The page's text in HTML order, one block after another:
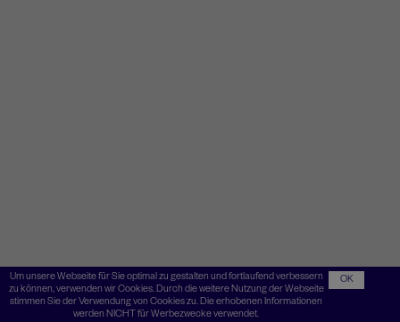
Um unsere Webseite für Sie optimal zu gestalten und fortlaufend verbessern
zu können, verwenden wir Cookies. Durch die weitere Nutzung der Webseite
stimmen Sie der Verwendung von Cookies zu. Die erhobenen Informationen
werden NICHT für Werbezwecke verwendet.
OK